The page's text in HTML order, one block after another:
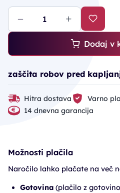
Dodaj v
zaščita robov pred
Hitra dostava
Varno
14 dnevna garancija
Možnosti plačila
Naročilo lahko plačate na več
Gotovina (plačilo z